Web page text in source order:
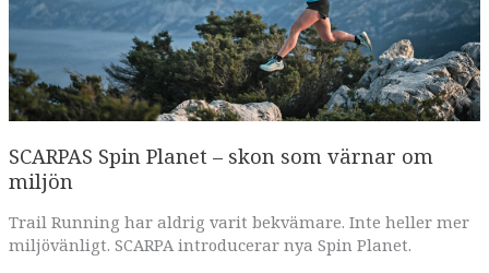
SCARPAS Spin Planet – skon som värnar om
miljön
Trail Running har aldrig varit bekvämare. Inte heller mer
miljövänligt. SCARPA introducerar nya Spin Planet.